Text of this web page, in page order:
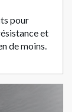
pour
et
de moins.